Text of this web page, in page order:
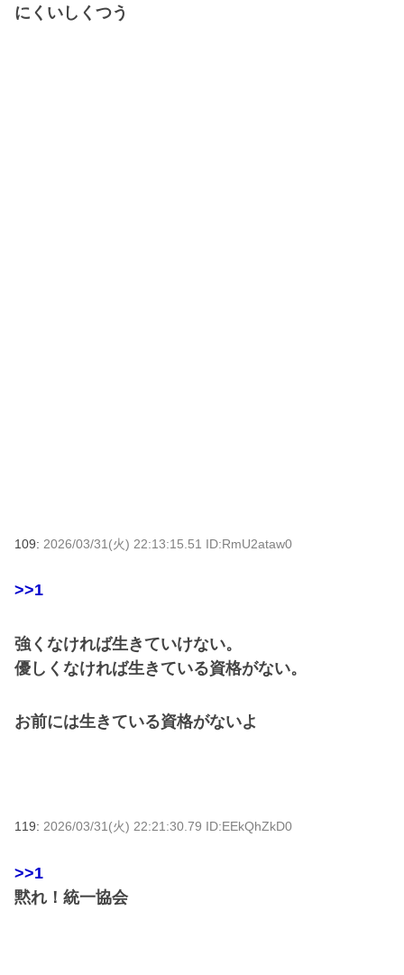
にくいしくつう
109: 2026/03/31(火) 22:13:15.51 ID:RmU2ataw0
>>1
強くなければ生きていけない。
優しくなければ生きている資格がない。
お前には生きている資格がないよ
119: 2026/03/31(火) 22:21:30.79 ID:EEkQhZkD0
>>1
黙れ！統一協会